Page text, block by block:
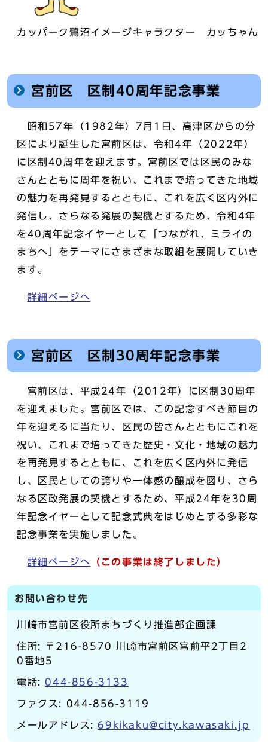
カッパーク鷺沼イメージキャラクター カッちゃん
宮前区 区制40周年記念事業
昭和57年（1982年）7月1日、高津区からの分
区により誕生した宮前区は、令和4年（2022年）
に区制40周年を迎えます。宮前区では区民のみな
さんとともに周年を祝い、これまで培ってきた地域
の魅力を再発見するとともに、これを広く区内外に
発信し、さらなる発展の契機とするため、令和4年
を40周年記念イヤーとして「つながれ、ミライの
まちへ」をテーマにさまざまな取組を展開していき
ます。
詳細ページへ
宮前区 区制30周年記念事業
宮前区は、平成24年（2012年）に区制30周年
を迎えました。宮前区では、この記念すべき節目の
年を迎えるに当たり、区民の皆さんとともにこれを
祝い、これまで培ってきた歴史・文化・地域の魅力
を再発見するとともに、これを広く区内外に発信
し、区民としての誇りや一体感の醸成を図り、さら
なる区政発展の契機とするため、平成24年を30周
年記念イヤーとして記念式典をはじめとする多彩な
記念事業を実施しました。
詳細ページへ （この事業は終了しました）
お問い合わせ先
川崎市宮前区役所まちづくり推進部企画課
住所: 〒216-8570 川崎市宮前区宮前平2丁目2
0番地5
電話: 044-856-3133
ファクス: 044-856-3119
メールアドレス:69kikaku@city.kawasaki.jp